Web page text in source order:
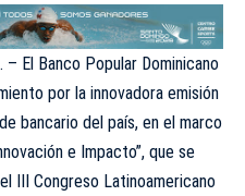
– El Banco Popular Dominicano
por la innovadora emisión
bancario del país, en el marco
e Impacto”, que se
III Congreso Latinoamericano